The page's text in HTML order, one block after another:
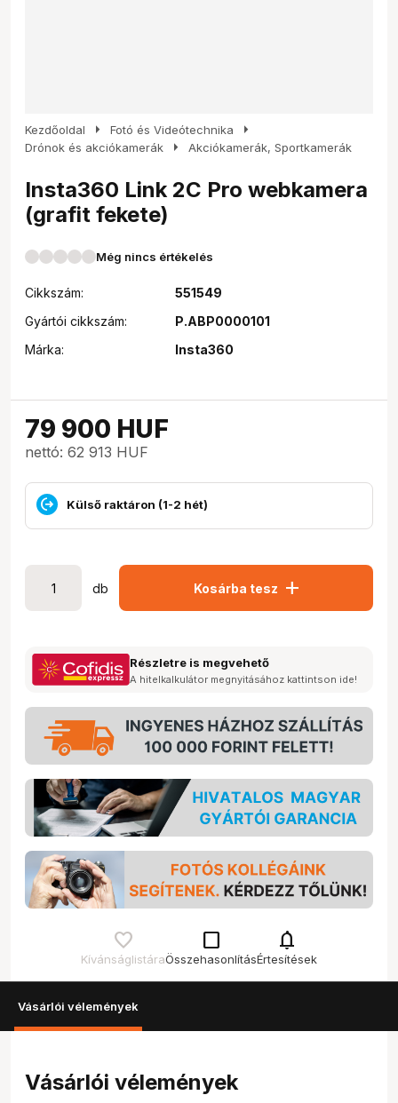
Kezdőoldal arrow_right Fotó és Videótechnika arrow_right
Drónok és akciókamerák arrow_right Akciókamerák, Sportkamerák
Insta360 Link 2C Pro webkamera
(grafit fekete)
Még nincs értékelés
Cikkszám:
551549
Gyártói cikkszám:
P.ABP0000101
Márka:
Insta360
79 900 HUF
nettó: 62 913 HUF
Külső raktáron (1-2 hét)
db Kosárba tesz add
Részletre is megvehető
A hitelkalkulátor megnyitásához kattintson ide!
Kívánságlistára
check_box_outline_blank
Összehasonlítás
notifications
Értesítések
Vásárlói vélemények
Vásárlói vélemények